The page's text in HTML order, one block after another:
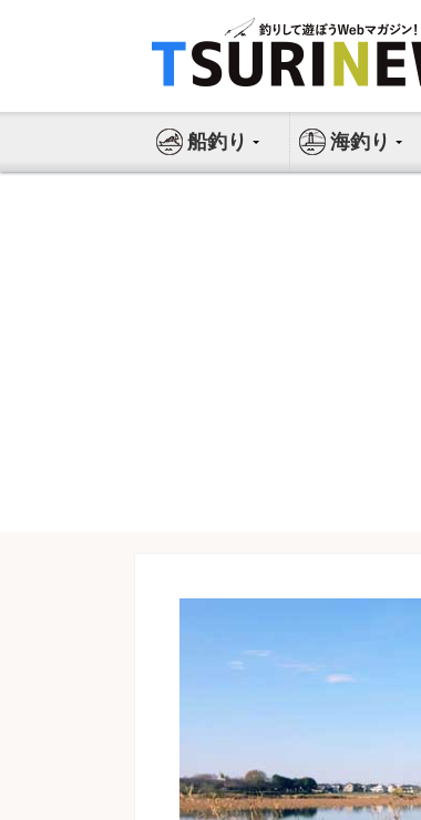
ス
船釣り 海釣り